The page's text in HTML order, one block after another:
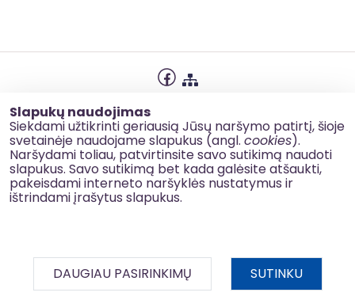
Slapukų naudojimas
Siekdami užtikrinti geriausią Jūsų naršymo patirtį, šioje
svetainėje naudojame slapukus (angl. cookies).
Naršydami toliau, patvirtinsite savo sutikimą naudoti
slapukus. Savo sutikimą bet kada galėsite atšaukti,
pakeisdami interneto naršyklės nustatymus ir
ištrindami įrašytus slapukus.
DAUGIAU PASIRINKIMŲ SUTINKU
Slapukų naudojimas
Korupcijos prevencija
Kontaktai